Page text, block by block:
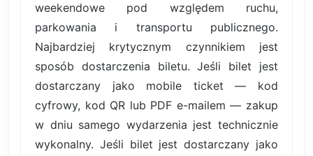
weekendowe pod względem ruchu,
parkowania i transportu publicznego.
Najbardziej krytycznym czynnikiem jest
sposób dostarczenia biletu. Jeśli bilet jest
dostarczany jako mobile ticket — kod
cyfrowy, kod QR lub PDF e-mailem — zakup
w dniu samego wydarzenia jest technicznie
wykonalny. Jeśli bilet jest dostarczany jako